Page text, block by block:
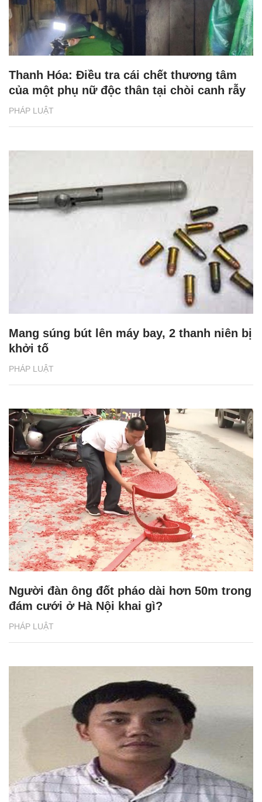
PHÁP LUẬT
Thanh Hóa: Điều tra cái chết thương tâm
của một phụ nữ độc thân tại chòi canh rẫy
PHÁP LUẬT
Mang súng bút lên máy bay, 2 thanh niên bị
khởi tố
PHÁP LUẬT
Người đàn ông đốt pháo dài hơn 50m trong
đám cưới ở Hà Nội khai gì?